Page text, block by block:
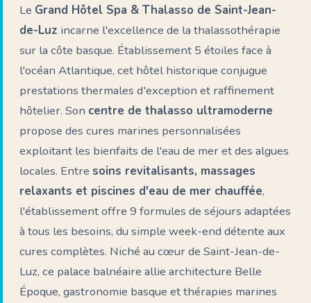
Le Grand Hôtel Spa & Thalasso de Saint-Jean-
de-Luz incarne l'excellence de la thalassothérapie
sur la côte basque. Établissement 5 étoiles face à
l'océan Atlantique, cet hôtel historique conjugue
prestations thermales d'exception et raffinement
hôtelier. Son centre de thalasso ultramoderne
propose des cures marines personnalisées
exploitant les bienfaits de l'eau de mer et des algues
locales. Entre soins revitalisants, massages
relaxants et piscines d'eau de mer chauffée,
l'établissement offre 9 formules de séjours adaptées
à tous les besoins, du simple week-end détente aux
cures complètes. Niché au cœur de Saint-Jean-de-
Luz, ce palace balnéaire allie architecture Belle
Époque, gastronomie basque et thérapies marines